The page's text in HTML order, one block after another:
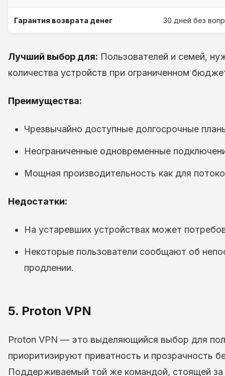
Гарантия возврата денег 30 дней без
Лучший выбор для: Пользователей и семей,
количества устройств при ограниченном
Преимущества:
Чрезвычайно доступные долгосрочные
Неограниченные одновременные
Мощная производительность как для
Недостатки:
На устаревших устройствах может
Некоторые пользователи сообщают об
продлении.
5. Proton VPN
Proton VPN — это выделяющийся выбор для
приоритизируют приватность и прозрачность
Поддерживаемый той же командой, стоящей за